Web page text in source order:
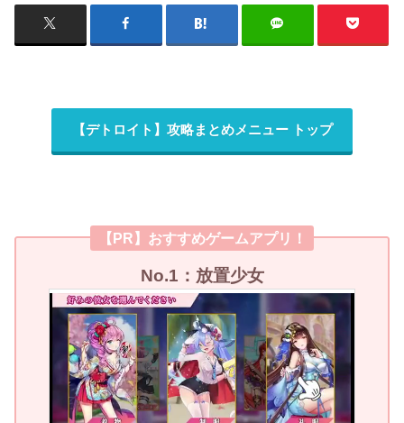
【デトロイト】攻略まとめメニュー トップ
【PR】おすすめゲームアプリ！
No.1：放置少女